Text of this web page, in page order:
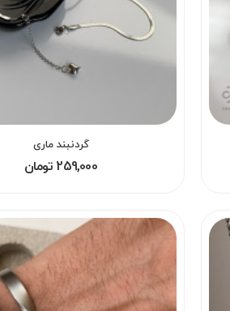
گردنبند ماری
259,000 تومان